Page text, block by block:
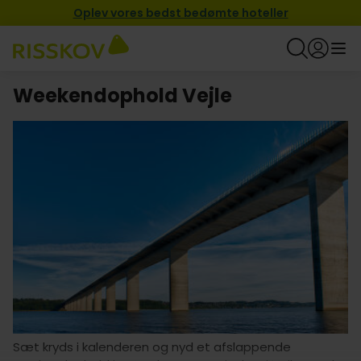
Oplev vores bedst bedømte hoteller
Weekendophold Vejle
Sæt kryds i kalenderen og nyd et afslappende